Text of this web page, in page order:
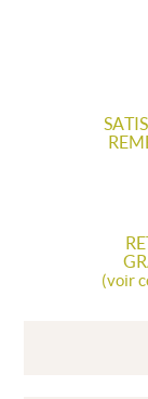
(voir